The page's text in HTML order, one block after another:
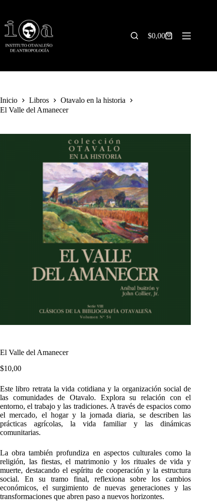
contenido
Carrito
$0,00
Inicio Libros
Otavalo en la historia
El Valle del Amanecer
El Valle del Amanecer
$10,00
Este libro retrata la vida cotidiana y la organización social de
las comunidades de Otavalo. Explora su relación con el
entorno, el trabajo y las tradiciones. A través de espacios como
el mercado, el hogar y la jornada diaria, se describen las
prácticas agrícolas, la vida familiar y las dinámicas
comunitarias.
La obra también profundiza en aspectos culturales como la
religión, las fiestas, el matrimonio y los rituales de vida y
muerte, destacando el espíritu de cooperación y la estructura
social. En su tramo final, reflexiona sobre los cambios
económicos, el surgimiento de nuevas generaciones y las
transformaciones que abren paso a nuevos horizontes.